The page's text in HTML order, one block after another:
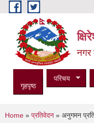
Skip to main content
नगर
गृहपृष्ठ
परिचय
You are here
Home » प्रतिवेदन » अनुगमन